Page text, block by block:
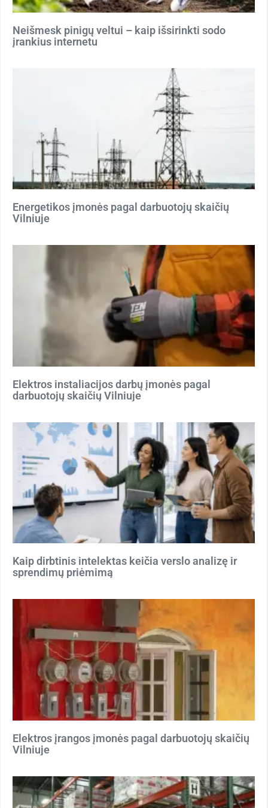
Neišmesk pinigų veltui – kaip išsirinkti sodo
įrankius internetu
Energetikos įmonės pagal darbuotojų skaičių
Vilniuje
Elektros instaliacijos darbų įmonės pagal
darbuotojų skaičių Vilniuje
Kaip dirbtinis intelektas keičia verslo analizę ir
sprendimų priėmimą
Elektros įrangos įmonės pagal darbuotojų skaičių
Vilniuje